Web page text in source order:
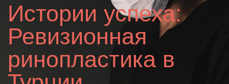
Истории успеха:
Ревизионная
ринопластика в